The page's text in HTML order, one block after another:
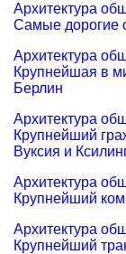
Архитектура
Самые дорогие
Архитектура
Крупнейшая в
Берлин
Архитектура
Крупнейший
Вуксия и
Архитектура
Крупнейший
Архитектура
Крупнейший